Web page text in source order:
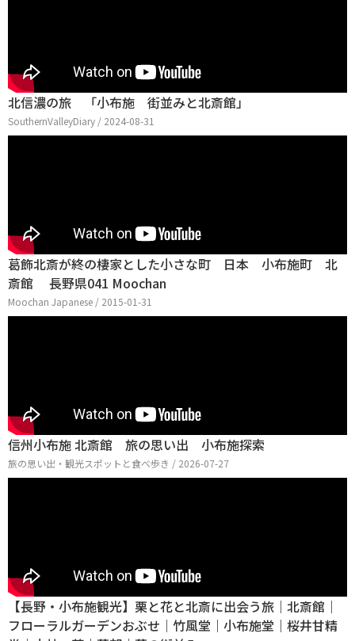
北信濃の旅 「小布施 街並みと北斎館」
SouthernValleyDiary / 2024-08-31
葛飾北斎が終の棲家とした小さな町 日本 小布施町 北
斎館 長野県041 Moochan
Moochan Japanese / 2015-01-31
信州小布施 北斎館 旅の思い出 小布施探索
旅の思い出・観光スポットと食べ歩き / 2026-07-27
【長野・小布施観光】栗と花と北斎に出会う旅｜北斎館｜
フローラルガーデンおぶせ｜竹風堂｜小布施堂｜桜井甘精